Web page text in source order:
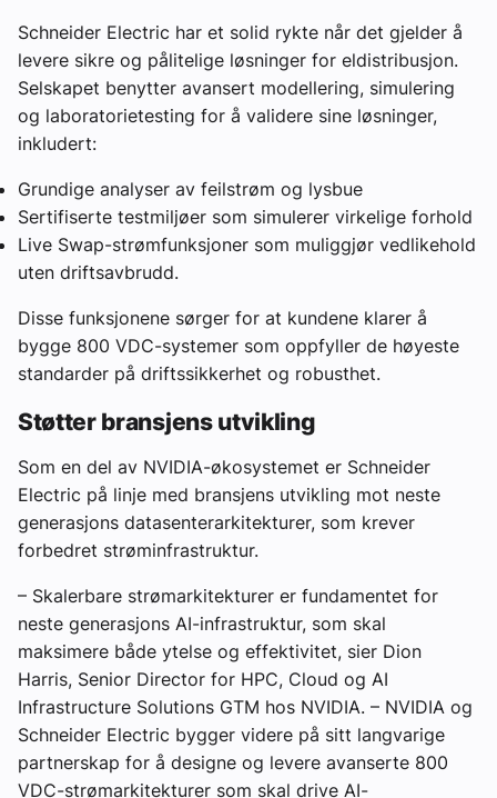
Schneider Electric har et solid rykte når det gjelder å
levere sikre og pålitelige løsninger for eldistribusjon.
Selskapet benytter avansert modellering, simulering
og laboratorietesting for å validere sine løsninger,
inkludert:
Grundige analyser av feilstrøm og lysbue
Sertifiserte testmiljøer som simulerer virkelige forhold
Live Swap-strømfunksjoner som muliggjør vedlikehold
uten driftsavbrudd.
Disse funksjonene sørger for at kundene klarer å
bygge 800 VDC-systemer som oppfyller de høyeste
standarder på driftssikkerhet og robusthet.
Støtter bransjens utvikling
Som en del av NVIDIA-økosystemet er Schneider
Electric på linje med bransjens utvikling mot neste
generasjons datasenterarkitekturer, som krever
forbedret strøminfrastruktur.
– Skalerbare strømarkitekturer er fundamentet for
neste generasjons AI-infrastruktur, som skal
maksimere både ytelse og effektivitet, sier Dion
Harris, Senior Director for HPC, Cloud og AI
Infrastructure Solutions GTM hos NVIDIA. – NVIDIA og
Schneider Electric bygger videre på sitt langvarige
partnerskap for å designe og levere avanserte 800
VDC-strømarkitekturer som skal drive AI-